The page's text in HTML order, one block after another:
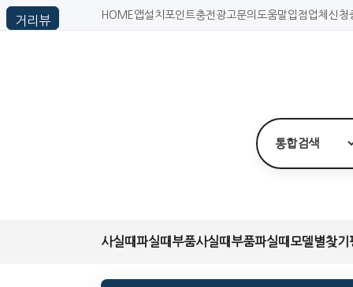
HOME 앱설치 포인트충전 광고문의 도움말입점업체신청
사실때파실때 부품사실때 부품파실때 모델별찾기